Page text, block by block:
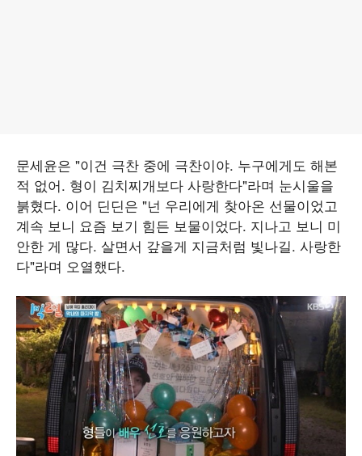
문세윤은 "이건 극찬 중에 극찬이야. 누구에게도 해본
적 없어. 형이 김치찌개보다 사랑한다"라며 눈시울을
붉혔다. 이어 딘딘은 "넌 우리에게 찾아온 선물이었고
계속 보니 요즘 보기 힘든 보물이었다. 지나고 보니 미
안한 게 많다. 살면서 갚을게 지금처럼 빛나길. 사랑한
다"라며 오열했다.